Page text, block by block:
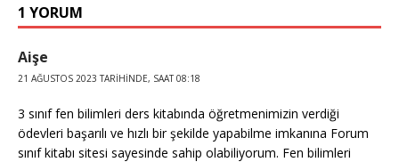
1 YORUM
Aişe
21 AĞUSTOS 2023 TARIHINDE, SAAT 08:18
3 sınıf fen bilimleri ders kitabında öğretmenimizin verdiği
ödevleri başarılı ve hızlı bir şekilde yapabilme imkanına Forum
sınıf kitabı sitesi sayesinde sahip olabiliyorum. Fen bilimleri